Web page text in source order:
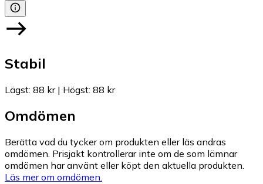
Stabil
Lägst: 88 kr| Högst: 88 kr
Omdömen
Berätta vad du tycker om produkten eller läs andras
omdömen. Prisjakt kontrollerar inte om de som lämnar
omdömen har använt eller köpt den aktuella produkten.
Läs mer om omdömen.